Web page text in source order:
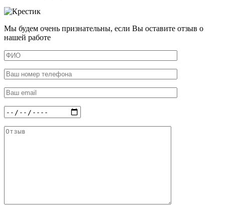
Мы будем очень признательны, если Вы оставите отзыв о
нашей работе